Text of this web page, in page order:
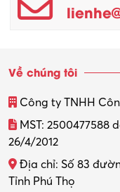
Quản trị kinh
Thiết kế nội thất
Thợ máy – Ô tô –
Về chúng tôi
Công ty TNHH
MST: 2500477588
26/4/2012
Địa chỉ: Số 83
Tỉnh Phú Thọ